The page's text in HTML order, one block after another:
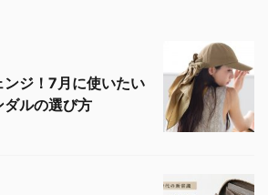
ジ！7月に使いたい
ルの選び方